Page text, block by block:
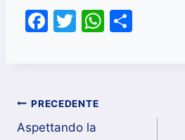
F
b
o
T
W
Navigazione
PRECEDENTE
Aspettando la